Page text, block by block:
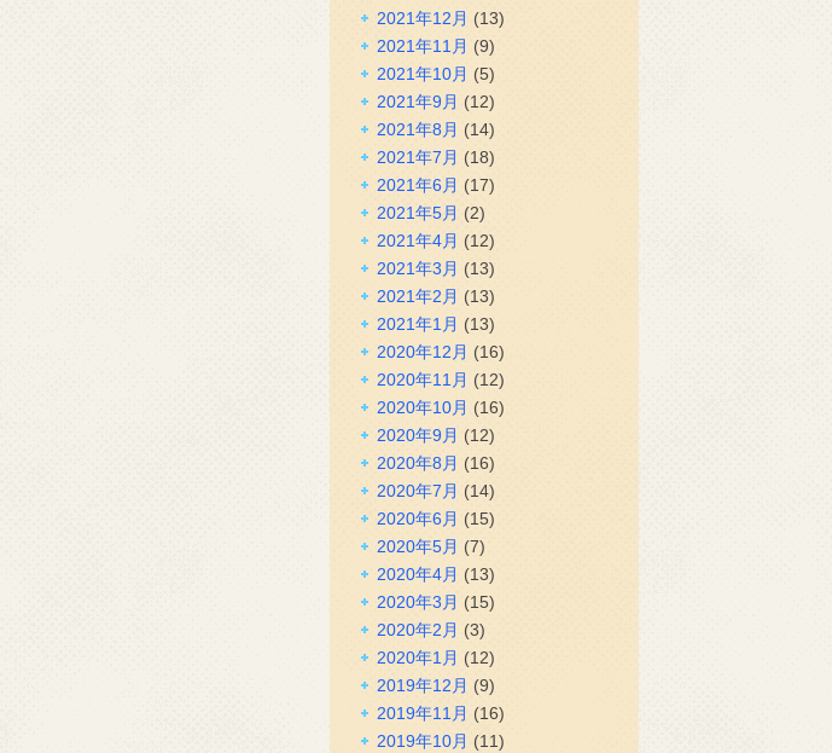
2021年12月 (13)
2021年11月 (9)
2021年10月 (5)
2021年9月 (12)
2021年8月 (14)
2021年7月 (18)
2021年6月 (17)
2021年5月 (2)
2021年4月 (12)
2021年3月 (13)
2021年2月 (13)
2021年1月 (13)
2020年12月 (16)
2020年11月 (12)
2020年10月 (16)
2020年9月 (12)
2020年8月 (16)
2020年7月 (14)
2020年6月 (15)
2020年5月 (7)
2020年4月 (13)
2020年3月 (15)
2020年2月 (3)
2020年1月 (12)
2019年12月 (9)
2019年11月 (16)
2019年10月 (11)